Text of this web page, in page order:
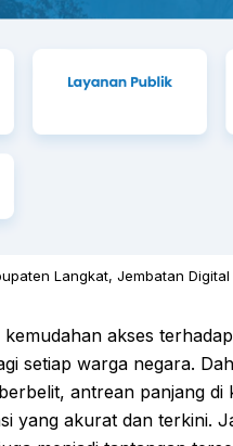
Langkat, Jembatan
kemudahan akses
setiap warga negara.
antrean panjang
yang akurat dan terkini.